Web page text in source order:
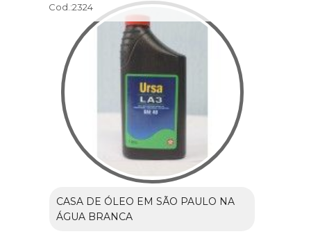
Cod.:2324
CASA DE ÓLEO EM SÃO PAULO NA
ÁGUA BRANCA